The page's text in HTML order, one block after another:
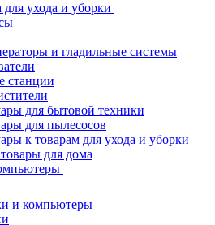
для ухода и уборки
и гладильные системы
станции
для бытовой техники
для пылесосов
к товарам для ухода и уборки
для дома
и компьютеры